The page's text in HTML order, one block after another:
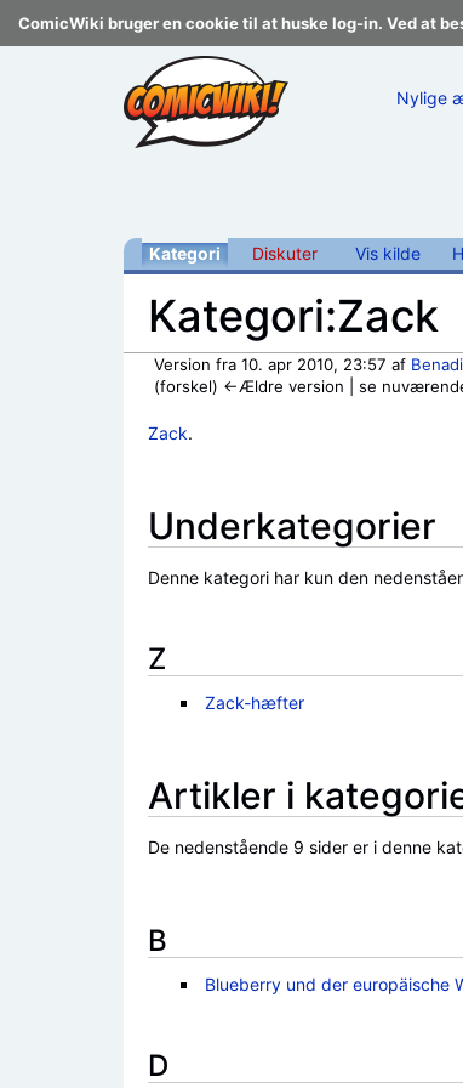
ComicWiki bruger en cookie til at huske log-in. Ved at
Nylige
Kategori Diskuter Vis kilde
Kategori:Zack
Version fra 10. apr 2010, 23:57 af
(forskel) ←Ældre version | se
Zack.
Underkategorier
Denne kategori har kun den
Z
Zack-hæfter
Artikler i
De nedenstående 9 sider er i denne
B
Blueberry und der europäische
D